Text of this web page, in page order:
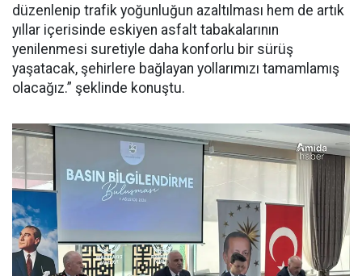
düzenlenip trafik yoğunluğun azaltılması hem de artık
yıllar içerisinde eskiyen asfalt tabakalarının
yenilenmesi suretiyle daha konforlu bir sürüş
yaşatacak, şehirlere bağlayan yollarımızı tamamlamış
olacağız.” şeklinde konuştu.